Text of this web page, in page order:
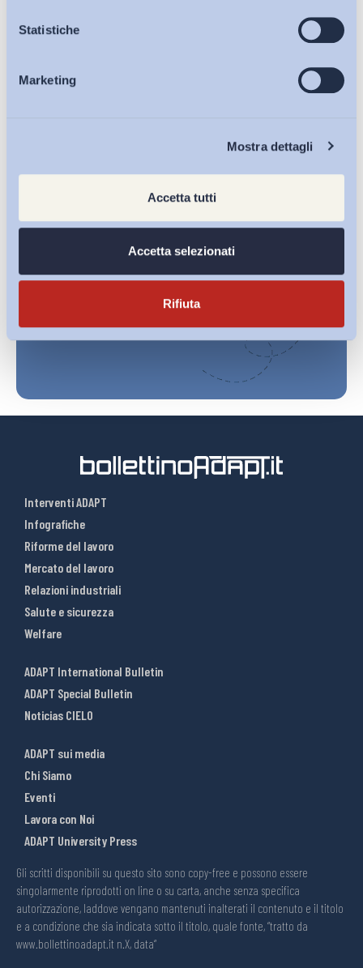
Statistiche
Marketing
Mostra dettagli
Accetta tutti
Accetta selezionati
Rifiuta
Osservatori
Eventi
Ho letto e Accetto il trattamento dei dati personali descritti
Interventi ADAPT
Infografiche
Riforme del lavoro
Mercato del lavoro
Relazioni industriali
Salute e sicurezza
Welfare
ADAPT International Bulletin
ADAPT Special Bulletin
Noticias CIELO
ADAPT sui media
Chi Siamo
Eventi
Lavora con Noi
ADAPT University Press
Gli scritti disponibili su questo sito sono copy-free e possono essere
singolarmente riprodotti on line o su carta, anche senza specifica
autorizzazione, laddove vengano mantenuti inalterati il contenuto e il titolo
e a condizione che sia indicata sotto il titolo, quale fonte, “tratto da
www.bollettinoadapt.it n.X, data“